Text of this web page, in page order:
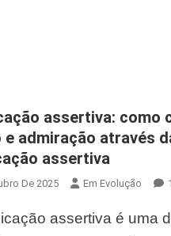
assertiva: como
e admiração através
assertiva
De 2025 Em Evolução
assertiva é uma